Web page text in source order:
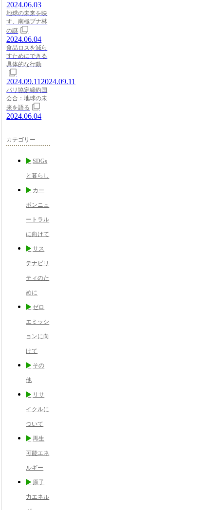
2024.06.03
地球の未来を映
す、南極ブナ林
の謎
2024.06.04
食品ロスを減ら
すためにできる
具体的な行動
2024.09.11 2024.09.11
パリ協定締約国
会合：地球の未
来を語る
2024.06.04
カテゴリー
SDGs
と暮らし
カー
ボンニュ
ートラル
に向けて
サス
テナビリ
ティのた
めに
ゼロ
エミッシ
ョンに向
けて
その
他
リサ
イクルに
ついて
再生
可能エネ
ルギー
原子
力エネル